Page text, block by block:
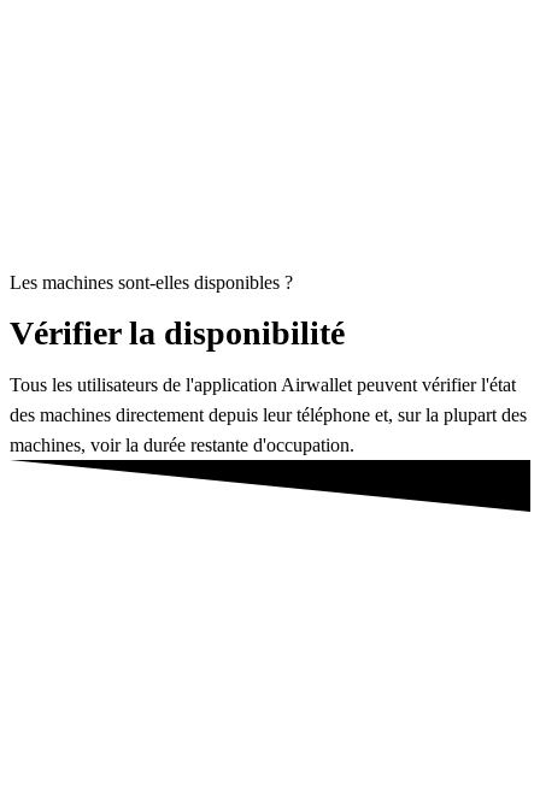
Les machines sont-elles disponibles ?
Vérifier la disponibilité
Tous les utilisateurs de l'application Airwallet peuvent vérifier l'état
des machines directement depuis leur téléphone et, sur la plupart des
machines, voir la durée restante d'occupation.